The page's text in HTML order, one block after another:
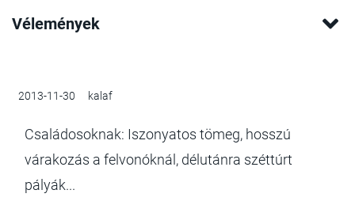
Vélemények
2013-11-30 kalaf
Családosoknak: Iszonyatos tömeg, hosszú
várakozás a felvonóknál, délutánra széttúrt
pályák...